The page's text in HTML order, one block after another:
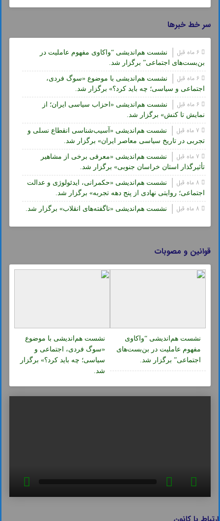
سر خط خبرها
نشست هم‌اندیشی “واکاوی مفهوم عاملیت در
بن‌بست‌های اجتماعی” برگزار شد.
نشست هم‌اندیشی با موضوع «سوگ فردی،
اجتماعی و سیاسی؛ چه باید کرد؟» برگزار شد.
نشست هم‌اندیشی «احزاب سیاسی ایران؛ از
نمایش تا کنش» برگزار شد.
نشست هم‌اندیشی «آسیب‌شناسی انقطاع نسلی و
تجربی در تاریخ سیاسی معاصر ایران» برگزار شد.
نشست هم‌اندیشی «معرفی برخی از مشاهیر
تأثیرگذار استان خراسان جنوبی» برگزار شد.
نشست هم‌اندیشی «حکمرانی، ایدئولوژی و عدالت
اجتماعی؛ روایتی نهادی از پنج دهه تجربه» برگزار شد.
نشست هم‌اندیشی «ناگفته‌های انقلاب» برگزار شد.
قوانین و مصوبات
نشست هم‌اندیشی “واکاوی
مفهوم عاملیت در بن‌بست‌های
اجتماعی” برگزار شد.
نشست هم‌اندیشی با موضوع
«سوگ فردی، اجتماعی و
سیاسی؛ چه باید کرد؟» برگزار
شد.